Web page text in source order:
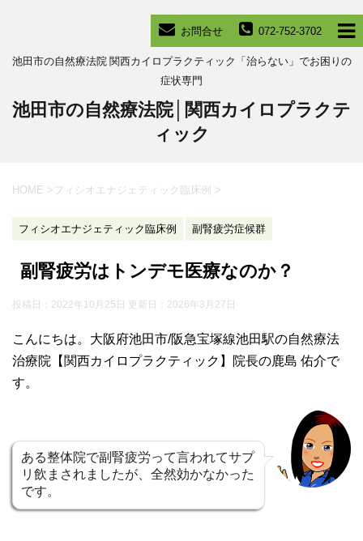
072-752-3702
お問合せ
池田市の自然療法院 関西カイロプラクティック「治らない」でお困りの
症状専門
池田市の自然療法院│関西カイロプラクテ
ィック
HOME > フィシオエナジェティック臨床例 >
フィシオエナジェティック臨床例 副腎疲労症候群
副腎疲労はトンデモ医療なのか？
投稿日：2022年10月25日 更新日： 2026年3月27日
こんにちは。大阪府池田市/阪急宝塚線池田駅の自然療法
治療院【関西カイロプラクティック】院長の鹿島 佑介で
す。
ある整体院で副腎疲労って言われてサプ
リ飲まされましたが、全然効かなかった
です。